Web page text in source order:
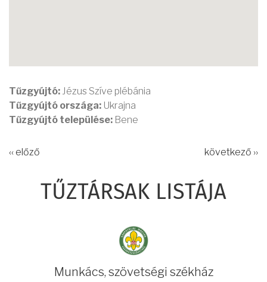
Tűzgyújtó: Jézus Szíve plébánia
Tűzgyújtó országa: Ukrajna
Tűzgyújtó települése: Bene
‹‹ előző következő ››
TŰZTÁRSAK LISTÁJA
Munkács, szövetségi székház